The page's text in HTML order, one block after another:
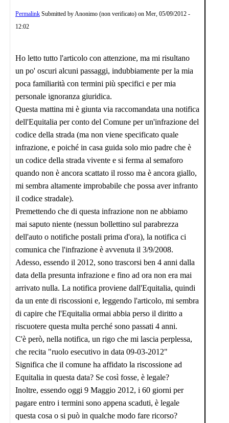
Permalink Submitted by Anonimo (non verificato) on Mer, 05/09/2012 -
12:02
Ho letto tutto l'articolo con attenzione, ma mi risultano
un po' oscuri alcuni passaggi, indubbiamente per la mia
poca familiarità con termini più specifici e per mia
personale ignoranza giuridica.
Questa mattina mi è giunta via raccomandata una notifica
dell'Equitalia per conto del Comune per un'infrazione del
codice della strada (ma non viene specificato quale
infrazione, e poiché in casa guida solo mio padre che è
un codice della strada vivente e si ferma al semaforo
quando non è ancora scattato il rosso ma è ancora giallo,
mi sembra altamente improbabile che possa aver infranto
il codice stradale).
Premettendo che di questa infrazione non ne abbiamo
mai saputo niente (nessun bollettino sul parabrezza
dell'auto o notifiche postali prima d'ora), la notifica ci
comunica che l'infrazione è avvenuta il 3/9/2008.
Adesso, essendo il 2012, sono trascorsi ben 4 anni dalla
data della presunta infrazione e fino ad ora non era mai
arrivato nulla. La notifica proviene dall'Equitalia, quindi
da un ente di riscossioni e, leggendo l'articolo, mi sembra
di capire che l'Equitalia ormai abbia perso il diritto a
riscuotere questa multa perché sono passati 4 anni.
C'è però, nella notifica, un rigo che mi lascia perplessa,
che recita "ruolo esecutivo in data 09-03-2012"
Significa che il comune ha affidato la riscossione ad
Equitalia in questa data? Se così fosse, è legale?
Inoltre, essendo oggi 9 Maggio 2012, i 60 giorni per
pagare entro i termini sono appena scaduti, è legale
questa cosa o si può in qualche modo fare ricorso?